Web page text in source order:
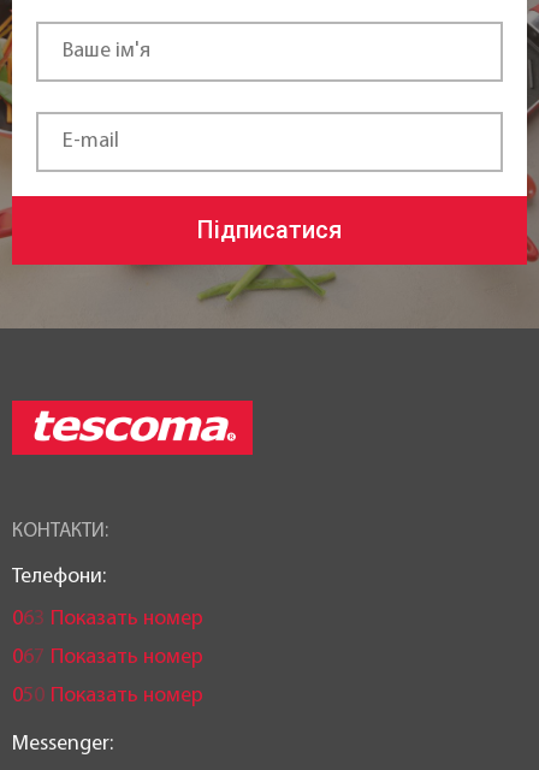
Підписатися
КОНТАКТИ:
Телефони:
063 Показать номер
067 Показать номер
050 Показать номер
Messenger: